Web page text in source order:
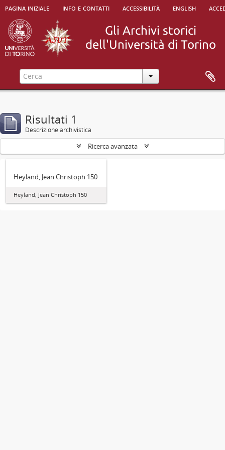
pagina iniziale info e contatti accessibilità english
Risultati 1
Descrizione archivistica
Ricerca avanzata
Heyland, Jean Christoph 150
Heyland, Jean Christoph 150